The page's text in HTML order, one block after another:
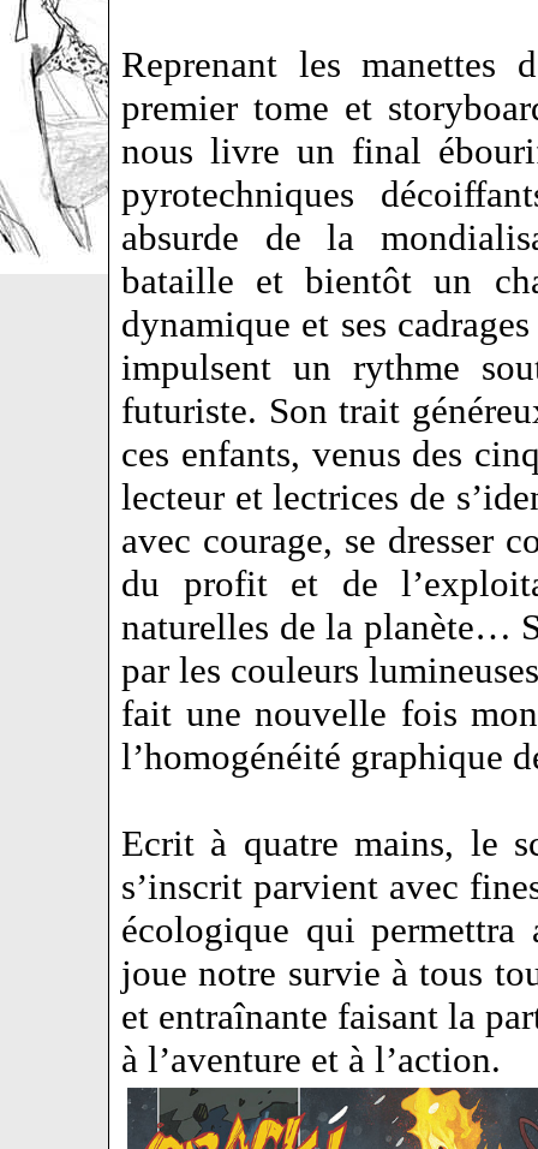
Reprenant les manettes
premier tome et
nous livre un final
pyrotechniques
absurde de la
bataille et bientôt un
dynamique et ses
impulsent un rythme
futuriste. Son trait
ces enfants, venus des
lecteur et lectrices de
avec courage, se dresser
du profit et de
naturelles de la planète…
par les couleurs
fait une nouvelle fois
l’homogénéité graphique
Ecrit à quatre mains, le
s’inscrit parvient avec
écologique qui permettra
joue notre survie à tous
et entraînante faisant la
à l’aventure et à l’action.